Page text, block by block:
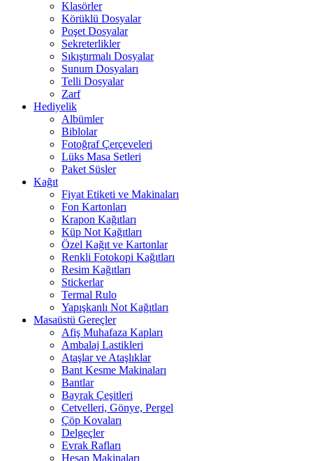
Klasörler
Körüklü Dosyalar
Poşet Dosyalar
Sekreterlikler
Sıkıştırmalı Dosyalar
Sunum Dosyaları
Telli Dosyalar
Zarf
Hediyelik
Albümler
Biblolar
Fotoğraf Çerçeveleri
Lüks Masa Setleri
Paket Süsler
Kağıt
Fiyat Etiketi ve Makinaları
Fon Kartonları
Krapon Kağıtları
Küp Not Kağıtları
Özel Kağıt ve Kartonlar
Renkli Fotokopi Kağıtları
Resim Kağıtları
Stickerlar
Termal Rulo
Yapışkanlı Not Kağıtları
Masaüstü Gereçler
Afiş Muhafaza Kapları
Ambalaj Lastikleri
Ataşlar ve Ataşlıklar
Bant Kesme Makinaları
Bantlar
Bayrak Çeşitleri
Cetvelleri, Gönye, Pergel
Çöp Kovaları
Delgeçler
Evrak Rafları
Hesap Makinaları